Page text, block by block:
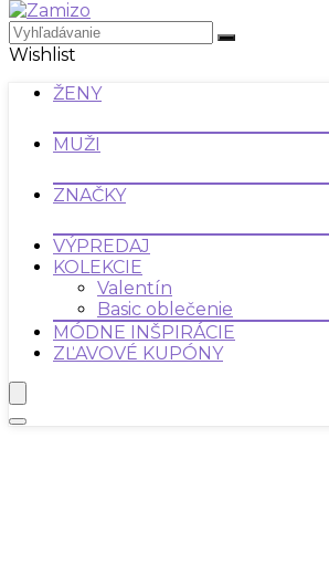
Wishlist
ŽENY
MUŽI
ZNAČKY
VÝPREDAJ
KOLEKCIE
Valentín
Basic oblečenie
MÓDNE INŠPIRÁCIE
ZĽAVOVÉ KUPÓNY